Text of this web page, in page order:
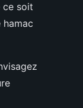
ce soit